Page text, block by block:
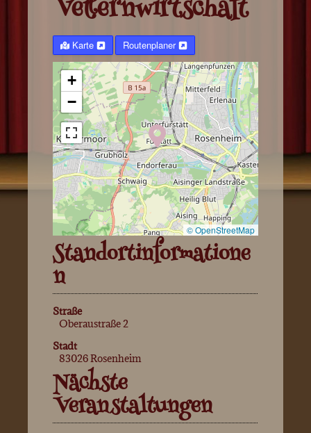
Aufführungen
Kontakt
Vetternwirtschaft
Karte Routenplaner
+
−
© OpenStreetMap
Standortinformatione
n
Straße
Oberaustraße 2
Stadt
83026 Rosenheim
Nächste
Veranstaltungen